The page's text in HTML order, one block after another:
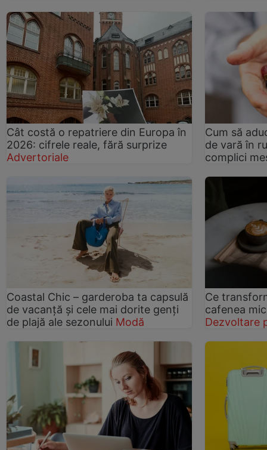
Cât costă o repatriere din Europa în
2026: cifrele reale, fără surprize
Advertoriale
Cum să
de vară în
complici
Coastal Chic – garderoba ta capsulă
de vacanță și cele mai dorite genți
de plajă ale sezonului Modă
Ce
cafenea
Dezvoltare